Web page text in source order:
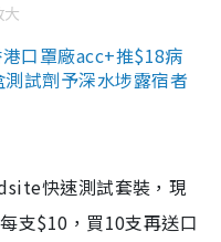
口罩廠acc+推$18病
試劑予深水埗露宿者
快速測試套裝，現
支$10，買10支再送口